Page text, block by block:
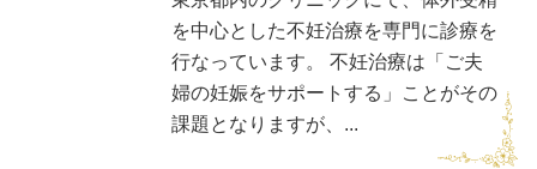
を中心とした不妊治療を専門に診療を
行なっています。 不妊治療は「ご夫
婦の妊娠をサポートする」ことがその
課題となりますが、...